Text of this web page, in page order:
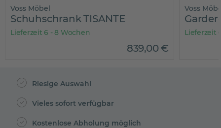
Voss Möbel
Schuhschrank TISANTE
Lieferzeit 6 - 8 Wochen
839,00€
Voss
Lieferzeit
Riesige Auswahl
Vieles sofort verfügbar
Kostenlose Abholung möglich